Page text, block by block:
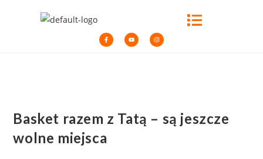
Basket razem z Tatą – są jeszcze
wolne miejsca